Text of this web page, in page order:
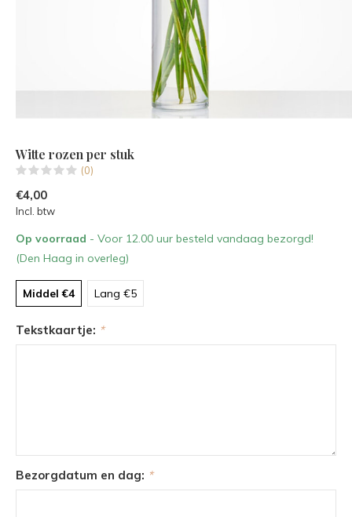
Witte rozen per stuk
(0)
€4,00
Incl. btw
Op voorraad - Voor 12.00 uur besteld vandaag bezorgd!
(Den Haag in overleg)
Middel €4 Lang €5
Tekstkaartje: *
Bezorgdatum en dag: *